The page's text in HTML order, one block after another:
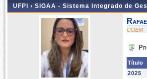
UFPI › SIGAA - Sistema Integrado de
COEM
Título
2025